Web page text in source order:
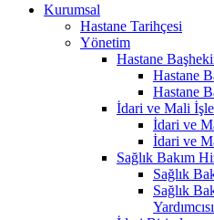
Kurumsal
Hastane Tarihçesi
Yönetim
Hastane
Hastane
Hastane
İdari ve Mali
İdari ve
İdari ve
Sağlık Bakım
Sağlık
Sağlık
Yardımcısı